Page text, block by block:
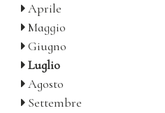
Aprile
Maggio
Giugno
Luglio
Agosto
Settembre